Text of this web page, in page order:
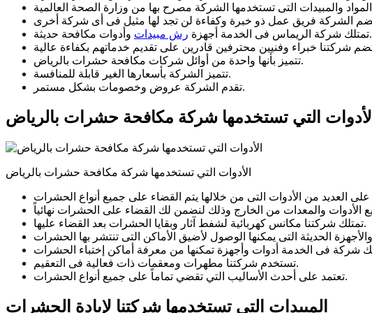
تمتلك شركة الريماس فى الخدمة أجهزة رش مبيدات
وأدوات مكافحة حديثة.
تتميز بأنها واحدة من أوائل شركات مكافحة حشرات بالرياض.
تتميز الشركة بأسعارها الغير قابلة للمنافسة.
تقدم الشركة عروض وخصومات بشكل مستمر.
الأدوات التي تستخدمها شركة مكافحة حشرات بالرياض
الأدوات التي تستخدمها شركة مكافحة حشرات بالرياض
تمتلك شركتنا مكانس كهربائية لشفط آثار وبقايا الحشرات بعد القضاء عليها.
تستخدم شركتنا مطهرات ومعقمات ذات فعالية فى التعقيم.
تعتمد على أحدث الأساليب التي تقضي تماماً على جميع أنواع الحشرات.
المبيدات التي تستخدمها شركتنا لإبادة الحشرات